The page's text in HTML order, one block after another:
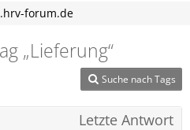
forum.de
„Lieferung“
Suche nach Tags
Letzte Antwort